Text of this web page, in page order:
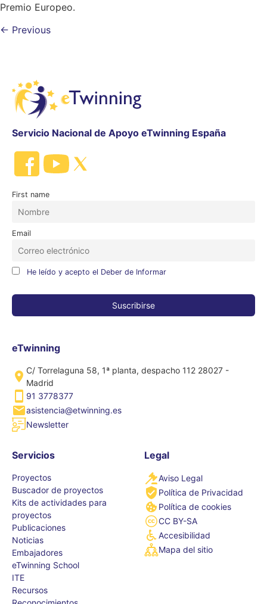
Premio Europeo.
← Previous
Servicio Nacional de Apoyo eTwinning España
First name
Email
He leído y acepto el Deber de Informar
eTwinning
C/ Torrelaguna 58, 1ª planta, despacho 112 28027 -
Madrid
91 3778377
asistencia@etwinning.es
Newsletter
Servicios
Proyectos
Buscador de proyectos
Kits de actividades para
proyectos
Publicaciones
Noticias
Embajadores
eTwinning School
ITE
Recursos
Legal
Aviso Legal
Política de Privacidad
Política de cookies
CC BY-SA
Accesibilidad
Mapa del sitio